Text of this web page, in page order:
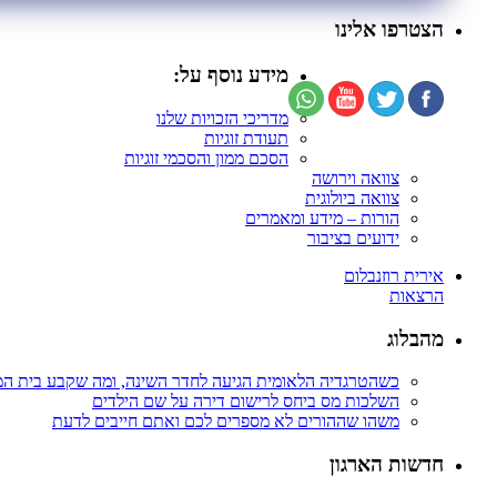
הצטרפו אלינו
מידע נוסף על:
מדריכי הזכויות שלנו
תעודת זוגיות
הסכם ממון והסכמי זוגיות
צוואה וירושה
צוואה ביולוגית
הורות – מידע ומאמרים
ידועים בציבור
אירית רוזנבלום
הרצאות
מהבלוג
כשהטרגדיה הלאומית הגיעה לחדר השינה, ומה שקבע בית
השלכות מס ביחס לרישום דירה על שם הילדים
משהו שההורים לא מספרים לכם ואתם חייבים לדעת
חדשות הארגון